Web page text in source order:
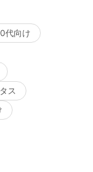
代向け
ス